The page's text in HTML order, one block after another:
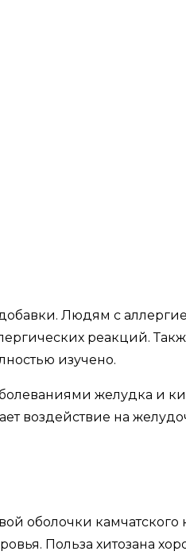
Людям с
реакций.
изучено.
желудка и
воздействие на
оболочки
Польза хитозана